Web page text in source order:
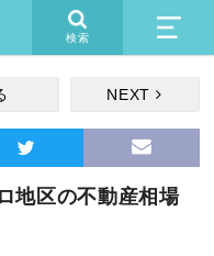
検索
NEXT
地区の不動産相場